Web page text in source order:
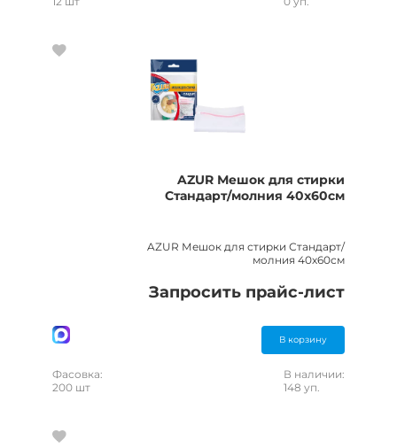
AZUR Мешок для стирки
Стандарт/молния 40х60см
AZUR Мешок для стирки Стандарт/
молния 40х60см
Запросить прайс-лист
В корзину
Фасовка:
200 шт
В наличии:
148 уп.